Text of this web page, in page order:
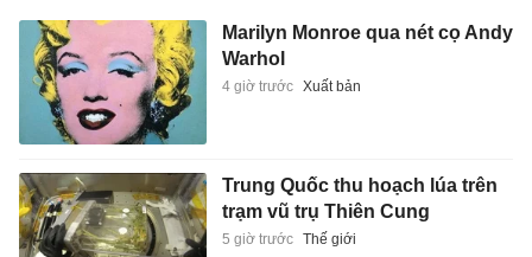
Marilyn Monroe qua nét cọ Andy
Warhol
4 giờ trước Xuất bản
Trung Quốc thu hoạch lúa trên
trạm vũ trụ Thiên Cung
5 giờ trước Thế giới